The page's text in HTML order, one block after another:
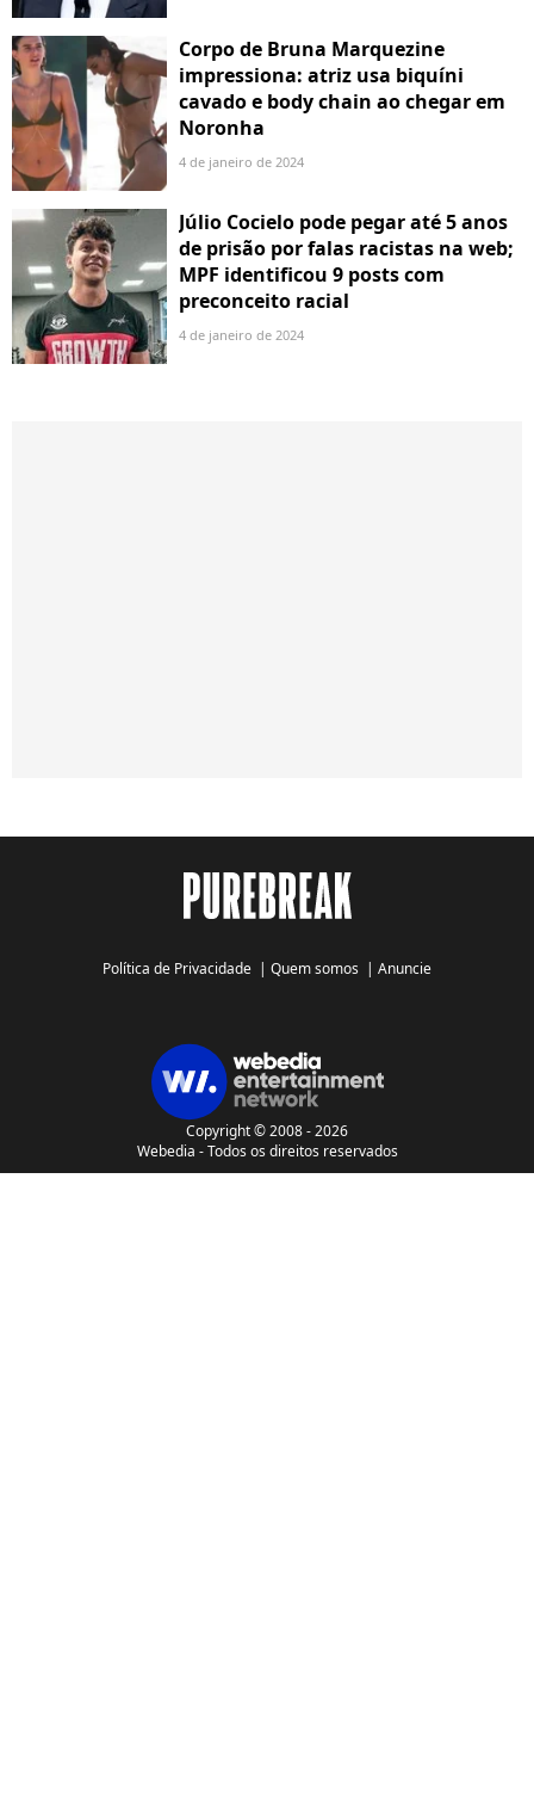
Corpo de Bruna Marquezine
impressiona: atriz usa biquíni
cavado e body chain ao chegar em
Noronha
4 de janeiro de 2024
Júlio Cocielo pode pegar até 5 anos
de prisão por falas racistas na web;
MPF identificou 9 posts com
preconceito racial
4 de janeiro de 2024
Política de Privacidade | Quem somos | Anuncie
Copyright © 2008 - 2026
Webedia - Todos os direitos reservados